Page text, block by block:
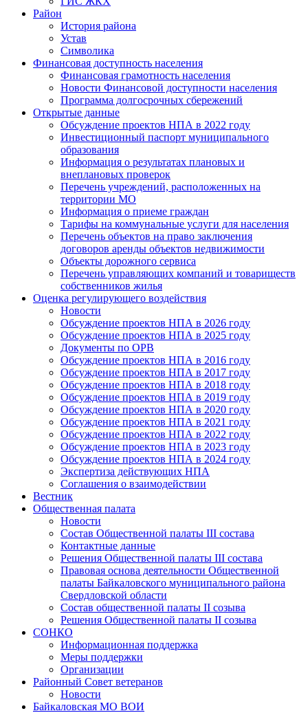
Район
История района
Устав
Символика
Финансовая доступность населения
Финансовая грамотность населения
Новости Финансовой доступности населения
Программа долгосрочных сбережений
Открытые данные
Обсуждение проектов НПА в 2022 году
Инвестиционный паспорт муниципального
образования
Информация о результатах плановых и
внеплановых проверок
Перечень учреждений, расположенных на
территории МО
Информация о приеме граждан
Тарифы на коммунальные услуги для населения
Перечень объектов на право заключения
договоров аренды объектов недвижимости
Объекты дорожного сервиса
Перечень управляющих компаний и товариществ
собственников жилья
Оценка регулирующего воздействия
Новости
Обсуждение проектов НПА в 2026 году
Обсуждение проектов НПА в 2025 году
Документы по ОРВ
Обсуждение проектов НПА в 2016 году
Обсуждение проектов НПА в 2017 году
Обсуждение проектов НПА в 2018 году
Обсуждение проектов НПА в 2019 году
Обсуждение проектов НПА в 2020 году
Обсуждение проектов НПА в 2021 году
Обсуждение проектов НПА в 2022 году
Обсуждение проектов НПА в 2023 году
Обсуждение проектов НПА в 2024 году
Экспертиза действующих НПА
Соглашения о взаимодействии
Вестник
Общественная палата
Новости
Состав Общественной палаты III состава
Контактные данные
Решения Общественной палаты III состава
Правовая основа деятельности Общественной
палаты Байкаловского муниципального района
Свердловской области
Состав общественной палаты II созыва
Решения Общественной палаты II созыва
СОНКО
Информационная поддержка
Меры поддержки
Организации
Районный Совет ветеранов
Новости
Байкаловская МО ВОИ